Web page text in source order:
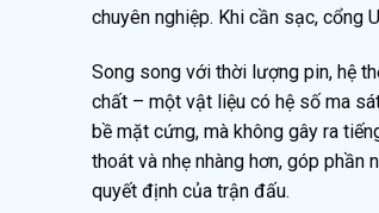
chuyên nghiệp. Khi cần sạc, cổng
Song song với thời lượng pin, hệ
chất – một vật liệu có hệ số ma
bề mặt cứng, mà không gây ra
thoát và nhẹ nhàng hơn, góp
quyết định của trận đấu.